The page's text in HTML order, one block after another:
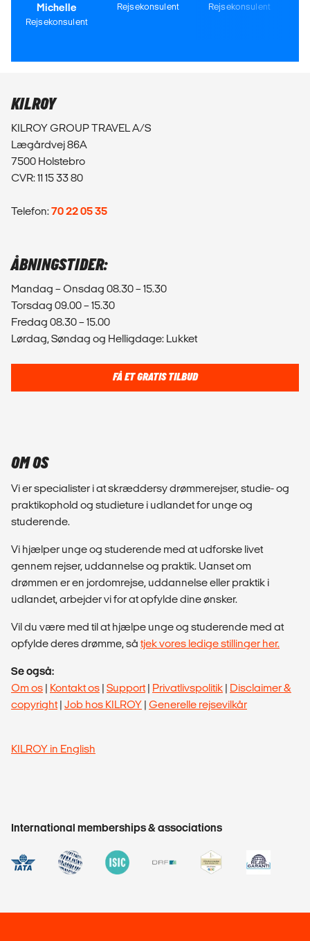
Michelle
Rejsekonsulent
Rejsekonsulent Rejsekonsulent
KILROY
KILROY GROUP TRAVEL A/S
Lægårdvej 86A
7500 Holstebro
CVR: 11 15 33 80
Telefon:70 22 05 35
ÅBNINGSTIDER:
Mandag – Onsdag 08.30 – 15.30
Torsdag 09.00 – 15.30
Fredag 08.30 – 15.00
Lørdag, Søndag og Helligdage: Lukket
FÅ ET GRATIS TILBUD
OM OS
Vi er specialister i at skræddersy drømmerejser, studie- og
praktikophold og studieture i udlandet for unge og
studerende.
Vi hjælper unge og studerende med at udforske livet
gennem rejser, uddannelse og praktik. Uanset om
drømmen er en jordomrejse, uddannelse eller praktik i
udlandet, arbejder vi for at opfylde dine ønsker.
Vil du være med til at hjælpe unge og studerende med at
opfylde deres drømme, så tjek vores ledige stillinger her.
Se også:
Om os | Kontakt os | Support| Privatlivspolitik | Disclaimer &
copyright| Job hos KILROY | Generelle rejsevilkår
KILROY in English
International memberships & associations